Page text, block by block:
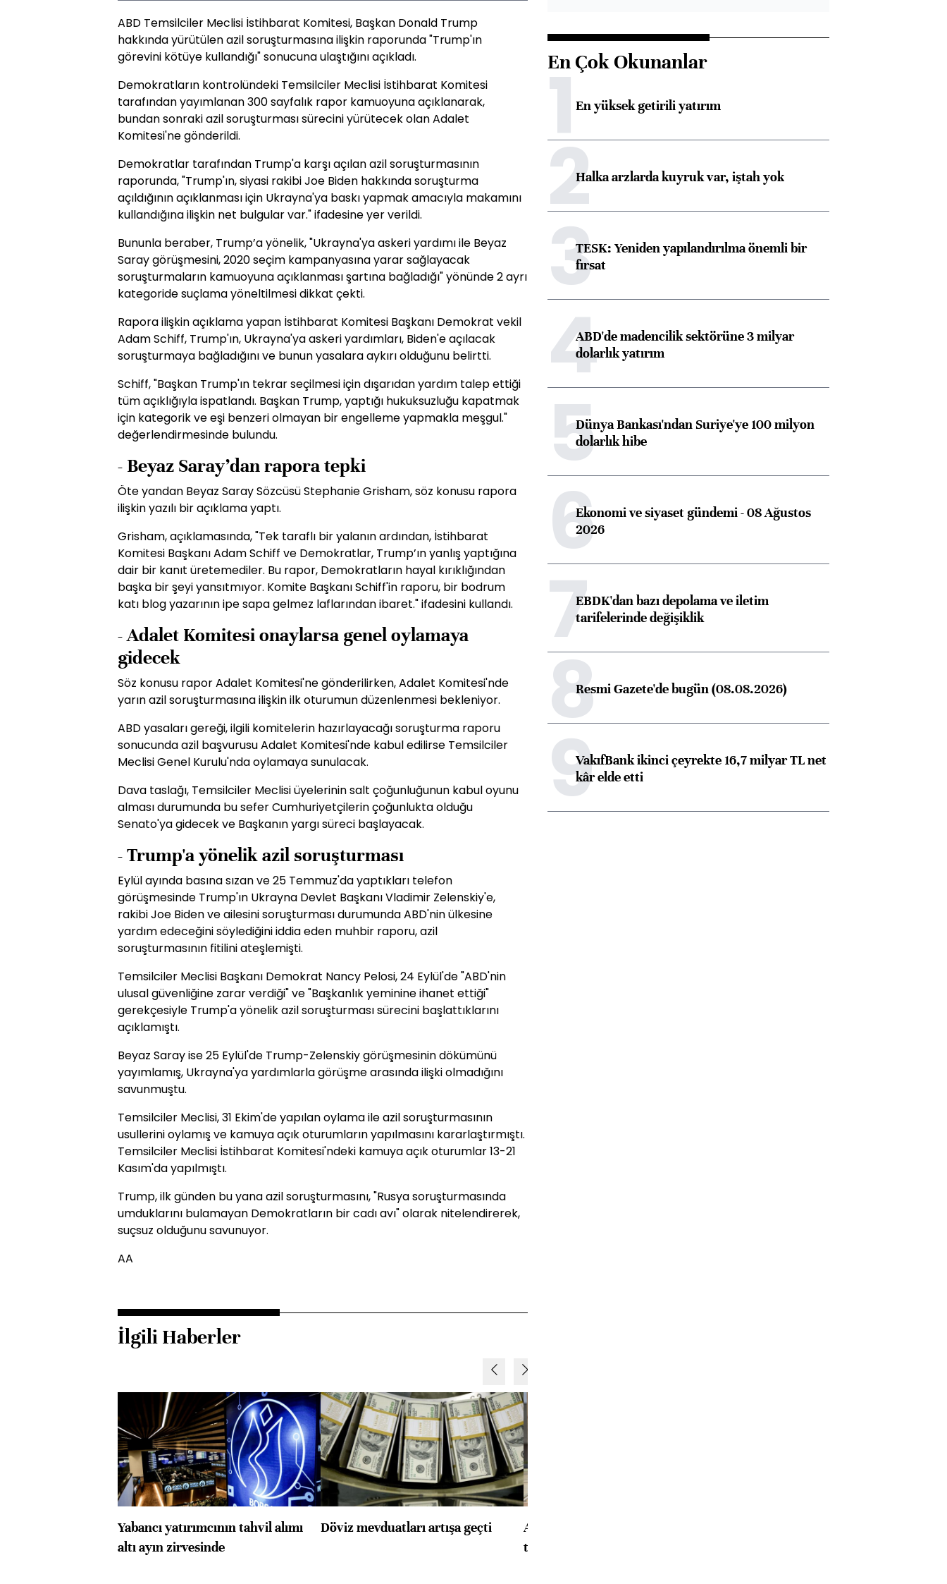
ABD Temsilciler Meclisi İstihbarat Komitesi, Başkan Donald Trump
hakkında yürütülen azil soruşturmasına ilişkin raporunda "Trump'ın
görevini kötüye kullandığı" sonucuna ulaştığını açıkladı.
Demokratların kontrolündeki Temsilciler Meclisi İstihbarat Komitesi
tarafından yayımlanan 300 sayfalık rapor kamuoyuna açıklanarak,
bundan sonraki azil soruşturması sürecini yürütecek olan Adalet
Komitesi'ne gönderildi.
Demokratlar tarafından Trump'a karşı açılan azil soruşturmasının
raporunda, "Trump'ın, siyasi rakibi Joe Biden hakkında soruşturma
açıldığının açıklanması için Ukrayna'ya baskı yapmak amacıyla makamını
kullandığına ilişkin net bulgular var." ifadesine yer verildi.
Bununla beraber, Trump’a yönelik, "Ukrayna'ya askeri yardımı ile Beyaz
Saray görüşmesini, 2020 seçim kampanyasına yarar sağlayacak
soruşturmaların kamuoyuna açıklanması şartına bağladığı" yönünde 2 ayrı
kategoride suçlama yöneltilmesi dikkat çekti.
Rapora ilişkin açıklama yapan İstihbarat Komitesi Başkanı Demokrat vekil
Adam Schiff, Trump'ın, Ukrayna'ya askeri yardımları, Biden'e açılacak
soruşturmaya bağladığını ve bunun yasalara aykırı olduğunu belirtti.
Schiff, "Başkan Trump'ın tekrar seçilmesi için dışarıdan yardım talep ettiği
tüm açıklığıyla ispatlandı. Başkan Trump, yaptığı hukuksuzluğu kapatmak
için kategorik ve eşi benzeri olmayan bir engelleme yapmakla meşgul."
değerlendirmesinde bulundu.
- Beyaz Saray’dan rapora tepki
Öte yandan Beyaz Saray Sözcüsü Stephanie Grisham, söz konusu rapora
ilişkin yazılı bir açıklama yaptı.
Grisham, açıklamasında, "Tek taraflı bir yalanın ardından, İstihbarat
Komitesi Başkanı Adam Schiff ve Demokratlar, Trump’ın yanlış yaptığına
dair bir kanıt üretemediler. Bu rapor, Demokratların hayal kırıklığından
başka bir şeyi yansıtmıyor. Komite Başkanı Schiff'in raporu, bir bodrum
katı blog yazarının ipe sapa gelmez laflarından ibaret." ifadesini kullandı.
- Adalet Komitesi onaylarsa genel oylamaya
gidecek
Söz konusu rapor Adalet Komitesi'ne gönderilirken, Adalet Komitesi'nde
yarın azil soruşturmasına ilişkin ilk oturumun düzenlenmesi bekleniyor.
ABD yasaları gereği, ilgili komitelerin hazırlayacağı soruşturma raporu
sonucunda azil başvurusu Adalet Komitesi'nde kabul edilirse Temsilciler
Meclisi Genel Kurulu'nda oylamaya sunulacak.
Dava taslağı, Temsilciler Meclisi üyelerinin salt çoğunluğunun kabul oyunu
alması durumunda bu sefer Cumhuriyetçilerin çoğunlukta olduğu
Senato'ya gidecek ve Başkanın yargı süreci başlayacak.
- Trump'a yönelik azil soruşturması
Eylül ayında basına sızan ve 25 Temmuz'da yaptıkları telefon
görüşmesinde Trump'ın Ukrayna Devlet Başkanı Vladimir Zelenskiy'e,
rakibi Joe Biden ve ailesini soruşturması durumunda ABD'nin ülkesine
yardım edeceğini söylediğini iddia eden muhbir raporu, azil
soruşturmasının fitilini ateşlemişti.
Temsilciler Meclisi Başkanı Demokrat Nancy Pelosi, 24 Eylül'de "ABD'nin
ulusal güvenliğine zarar verdiği" ve "Başkanlık yeminine ihanet ettiği"
gerekçesiyle Trump'a yönelik azil soruşturması sürecini başlattıklarını
açıklamıştı.
Beyaz Saray ise 25 Eylül'de Trump-Zelenskiy görüşmesinin dökümünü
yayımlamış, Ukrayna'ya yardımlarla görüşme arasında ilişki olmadığını
savunmuştu.
Temsilciler Meclisi, 31 Ekim'de yapılan oylama ile azil soruşturmasının
usullerini oylamış ve kamuya açık oturumların yapılmasını kararlaştırmıştı.
Temsilciler Meclisi İstihbarat Komitesi'ndeki kamuya açık oturumlar 13-21
Kasım'da yapılmıştı.
Trump, ilk günden bu yana azil soruşturmasını, "Rusya soruşturmasında
umduklarını bulamayan Demokratların bir cadı avı" olarak nitelendirerek,
suçsuz olduğunu savunuyor.
AA
İlgili Haberler
Yabancı yatırımcının tahvil alımı
altı ayın zirvesinde
Döviz mevduatları artışa geçti
ABD'de konut başlangıçları
toparlandı
En Çok Okunanlar
1En yüksek getirili yatırım
2Halka arzlarda kuyruk var, iştah yok
3TESK: Yeniden yapılandırılma önemli bir
fırsat
4ABD'de madencilik sektörüne 3 milyar
dolarlık yatırım
5Dünya Bankası'ndan Suriye'ye 100 milyon
dolarlık hibe
6Ekonomi ve siyaset gündemi - 08 Ağustos
2026
7EBDK'dan bazı depolama ve iletim
tarifelerinde değişiklik
8Resmi Gazete'de bugün (08.08.2026)
9VakıfBank ikinci çeyrekte 16,7 milyar TL net
kâr elde etti